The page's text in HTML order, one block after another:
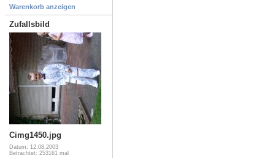
Warenkorb anzeigen
Zufallsbild
Cimg1450.jpg
Datum: 12.08.2003
Betrachtet: 253161 mal